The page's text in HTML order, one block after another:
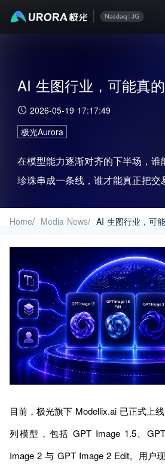
AI 生图行业，可能真
2026-05-19 17:17:49
极光Aurora
在模型能力逐渐对齐的下半场，谁
珍珠串成一条线，谁才能真正把交
Home/ Media News/ AI 生图行业，可
目前，极光旗下 Modellix.ai 已正式上
列模型，包括 GPT Image 1.5、
Image 2 与 GPT Image 2 Edit。用户